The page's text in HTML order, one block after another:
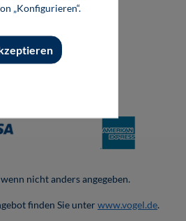
nicht anders angegeben.
finden Sie unterwww.vogel.de.
„Konfigurieren“.